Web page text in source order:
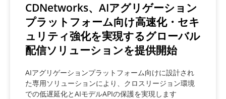
CDNetworks、AIアグリゲーション
プラットフォーム向け高速化・セキ
ュリティ強化を実現するグローバル
配信ソリューションを提供開始
AIアグリゲーションプラットフォーム向けに設計され
た専用ソリューションにより、クロスリージョン環境
での低遅延化とAIモデルAPIの保護を実現します